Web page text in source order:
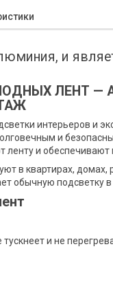
и
ЛЕНТ —
интерьеров и
и
и обеспечивают
в квартирах, домах,
обычную подсветку в
и не